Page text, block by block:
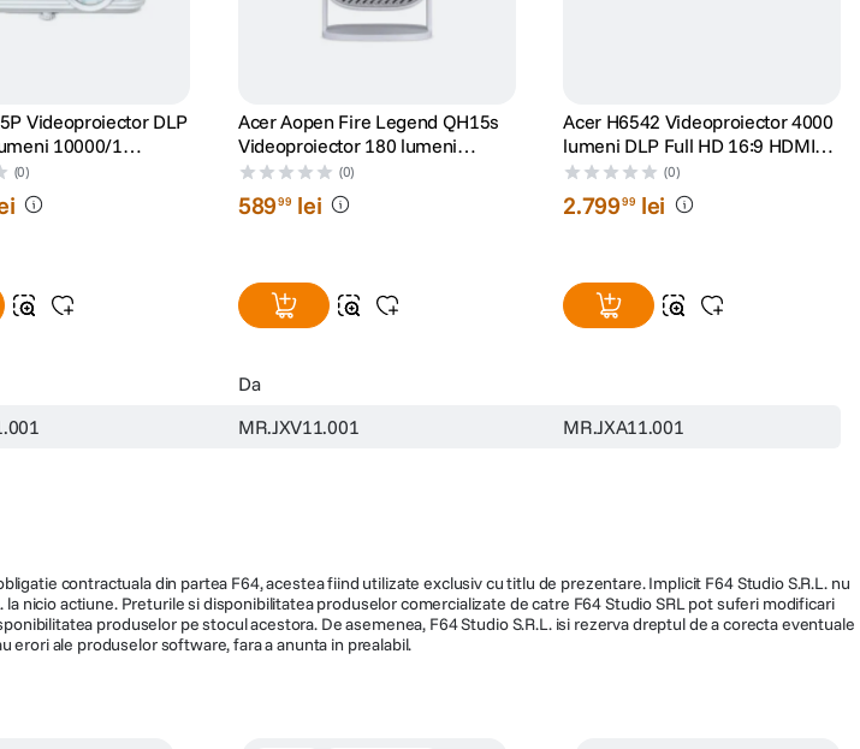
Videoproiector DLP
10000/1
Alb
(0)
Acer Aopen Fire Legend QH15s
Videoproiector 180 lumeni
Wireless 720p HD Alb
(0)
58999 lei
Acer H6542 Videoproiector 4000
lumeni DLP Full HD 16:9 HDMI
VGA Boxe 3W Alb
(0)
2.79999 lei
Da
MR.JXV11.001 MR.JXA11.001
contractuala din partea F64, acestea fiind utilizate exclusiv cu titlu de prezentare. Implicit F64 Studio S.R.L. nu
nicio actiune. Preturile si disponibilitatea produselor comercializate de catre F64 Studio SRL pot suferi modificari
produselor pe stocul acestora. De asemenea, F64 Studio S.R.L. isi rezerva dreptul de a corecta eventuale
erori ale produselor software, fara a anunta in prealabil.